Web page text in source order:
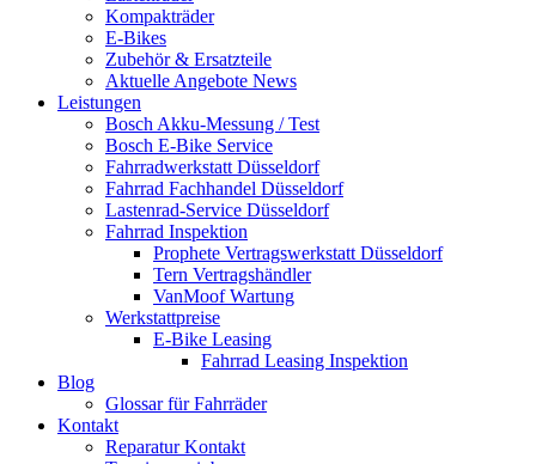
Kompakträder
E-Bikes
Zubehör & Ersatzteile
Aktuelle Angebote News
Leistungen
Bosch Akku-Messung / Test
Bosch E-Bike Service
Fahrradwerkstatt Düsseldorf
Fahrrad Fachhandel Düsseldorf
Lastenrad-Service Düsseldorf
Fahrrad Inspektion
Prophete Vertragswerkstatt Düsseldorf
Tern Vertragshändler
VanMoof Wartung
Werkstattpreise
E-Bike Leasing
Fahrrad Leasing Inspektion
Blog
Glossar für Fahrräder
Kontakt
Reparatur Kontakt